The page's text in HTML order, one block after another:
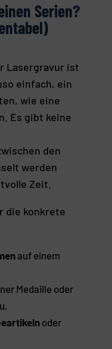
Serien?
Lasergravur ist
einfach, ein
wie eine
Es gibt keine
den
werden
Zeit.
die konkrete
auf einem
Medaille oder
oder